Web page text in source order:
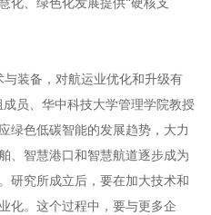
装备，对航运业优化和升级有
员、华中科技大学管理学院教授
绿色低碳智能的发展趋势，大力
、智慧港口和智慧航道逐步成为
研究所成立后，要在加大技术和
化。这个过程中，要与更多企